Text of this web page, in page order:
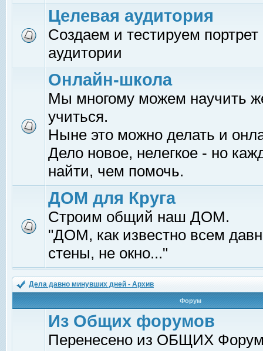
Целевая аудитория
Создаем и тестируем
аудитории
Онлайн-школа
Мы многому можем научить
учиться.
Ныне это можно делать и
Дело новое, нелегкое - но
найти, чем помочь.
ДОМ для Круга
Строим общий наш ДОМ.
"ДОМ, как известно всем
стены, не окно..."
Дела давно минувших дней - Архив
Форум
Из Общих форумов
Перенесено из ОБЩИХ